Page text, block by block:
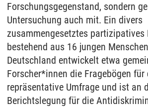
Forschungsgegenstand, sondern
Untersuchung auch mit. Ein divers
zusammengesetztes partizipatives
bestehend aus 16 jungen
Deutschland entwickelt etwa
Forscher*innen die Fragebögen für
repräsentative Umfrage und ist an
Berichtslegung für die